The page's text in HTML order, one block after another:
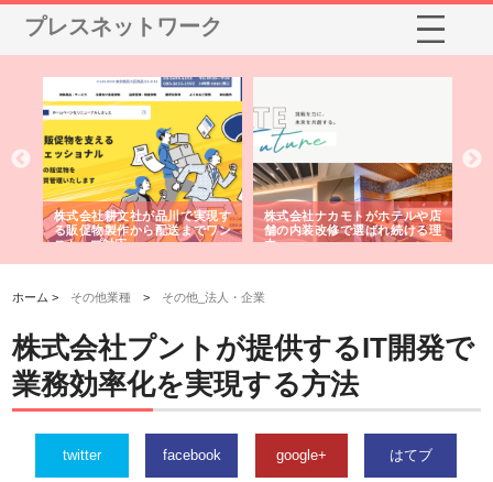
プレスネットワーク
株式会社耕文社が品川で実現す
る販促物製作から配送までワン
ストップ対応
株式会社ナカモトがホテルや店
舗の内装改修で選ばれ続ける理
由
ホーム > その他業種 > その他_法人・企業
株式会社プントが提供するIT開発で
業務効率化を実現する方法
twitter facebook google+ はてブ